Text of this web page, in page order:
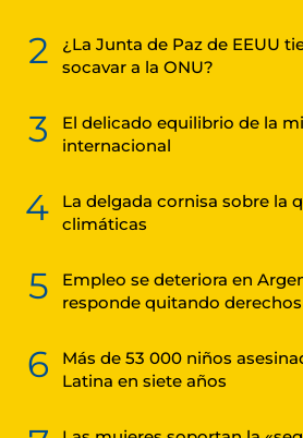
2
¿La Junta de Paz de EEUU
socavar a la ONU?
3
El delicado equilibrio de la
internacional
4
La delgada cornisa sobre la
climáticas
5
Empleo se deteriora en
responde quitando derechos
6
Más de 53 000 niños
Latina en siete años